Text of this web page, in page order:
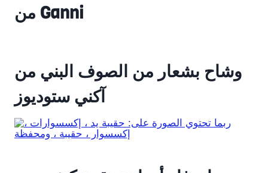
من Ganni
وشاح بشعار من الصوف البني من
آكني ستوديوز